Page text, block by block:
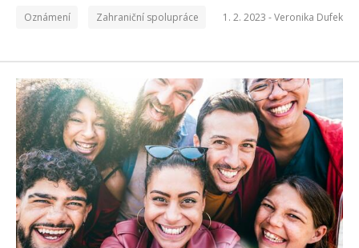
Oznámení Zahraniční spolupráce 1. 2. 2023 -Veronika Dufek